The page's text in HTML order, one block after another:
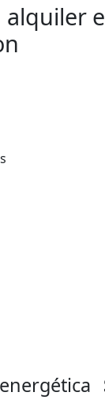
alquiler